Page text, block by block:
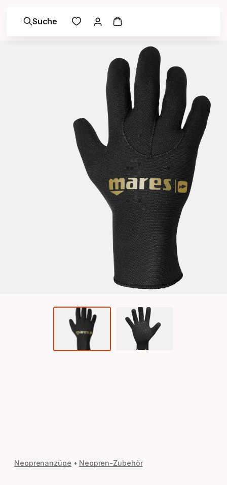
Suche
Neoprenanzüge Neopren-Zubehör